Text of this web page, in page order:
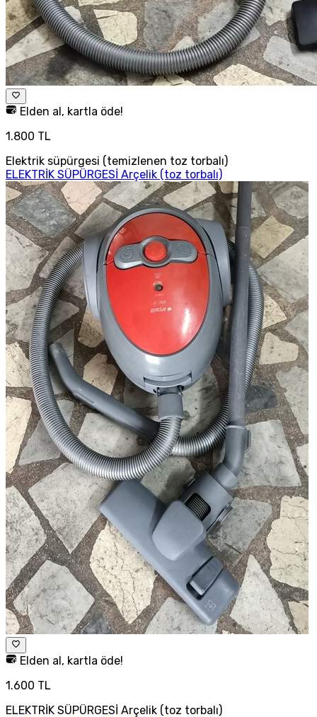
Elden al, kartla öde!
1.800 TL
Elektrik süpürgesi (temizlenen toz torbalı)
ELEKTRİK SÜPÜRGESİ Arçelik (toz torbalı)
Elden al, kartla öde!
1.600 TL
ELEKTRİK SÜPÜRGESİ Arçelik (toz torbalı)